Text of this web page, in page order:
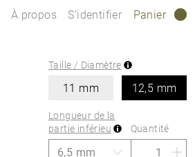
À propos S’identifier Panier
Taille / Diamètre
11 mm 12,5 mm
Longueur de la
partie inférieu
Quantité